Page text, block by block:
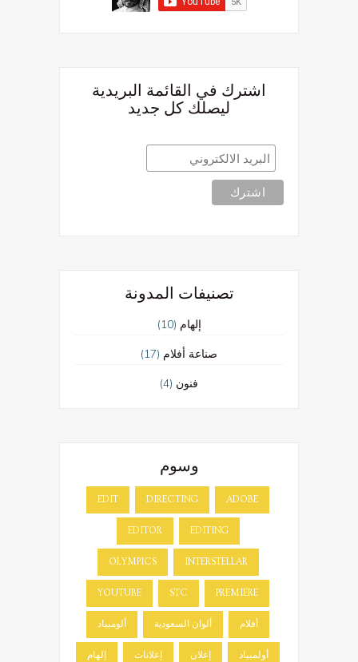
اشترك في القائمة البريدية
ليصلك كل جديد
تصنيفات المدونة
إلهام (10)
صناعة أفلام (17)
فنون (4)
وسوم
ADOBE
DIRECTING
EDIT
EDITING
EDITOR
INTERSTELLAR
OLYMPICS
PREMIERE
STC
YOUTUBE
أفلام ألوان السعودية ألومبياد
أولمبياد إعلان إعلانات إلهام